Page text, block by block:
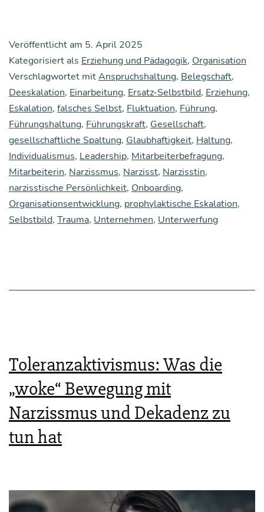
Geburts­
tag
hat:
Nar­
ziss­
tisch
moti­
ter
ka­
als
wach­
de
de­
Veröffentlicht am 5. April 2025
Kategorisiert als Erziehung und Pädagogik, Organisation
Verschlagwortet mitAnspruchshaltung, Belegschaft,
Deeskalation, Einarbeitung, Ersatz-Selbstbild, Erziehung,
Eskalation, falsches Selbst, Fluktuation, Führung,
Führungshaltung, Führungskraft, Gesellschaft,
gesellschaftliche Spaltung, Glaubhaftigkeit, Haltung,
Individualismus, Leadership, Mitarbeiterbefragung,
Mitarbeiterin, Narzissmus, Narzisst, Narzisstin,
narzisstische Persönlichkeit, Onboarding,
Organisationsentwicklung, prophylaktische Eskalation,
Selbstbild, Trauma, Unternehmen, Unterwerfung
Toleranzaktivismus: Was die
„woke“ Bewegung mit
Narzissmus und Dekadenz zu
tun hat